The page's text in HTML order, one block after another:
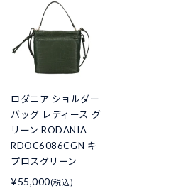
ロダニア ショルダー
バッグ レディース グ
リーン RODANIA
RDOC6086CGN キ
プロスグリーン
¥55,000(税込)